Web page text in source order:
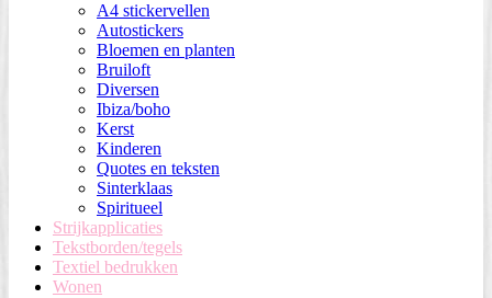
A4 stickervellen
Autostickers
Bloemen en planten
Bruiloft
Diversen
Ibiza/boho
Kerst
Kinderen
Quotes en teksten
Sinterklaas
Spiritueel
Strijkapplicaties
Tekstborden/tegels
Textiel bedrukken
Wonen